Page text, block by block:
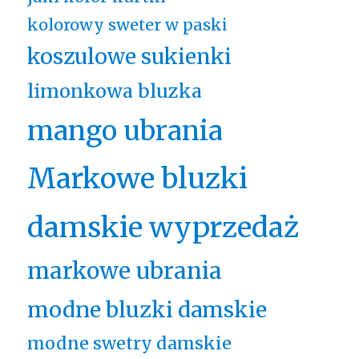
kolorowy sweter w paski
koszulowe sukienki
limonkowa bluzka
mango ubrania
Markowe bluzki
damskie wyprzedaż
markowe ubrania
modne bluzki damskie
modne swetry damskie